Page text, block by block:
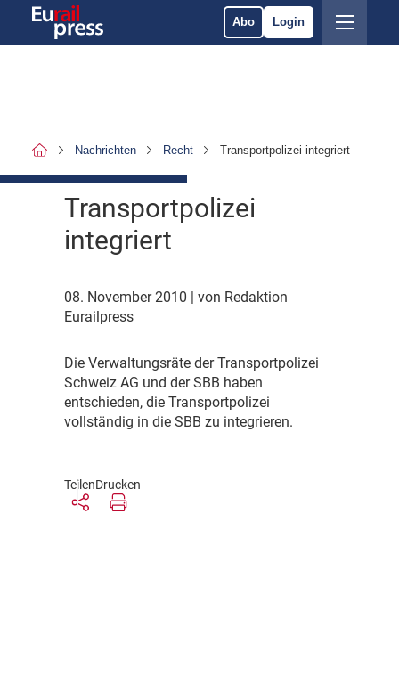
Abo Login
Nachrichten Recht Transportpolizei integriert
Transportpolizei
integriert
08. November 2010
| von Redaktion
Eurailpress
Die Verwaltungsräte der Transportpolizei
Schweiz AG und der SBB haben
entschieden, die Transportpolizei
vollständig in die SBB zu integrieren.
TeilenDrucken